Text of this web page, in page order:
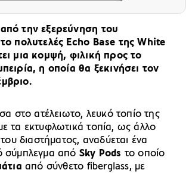
την εξερεύνηση του
πολυτελές Echo Base της White
μια κομψή, φιλική προς το
η οποία θα ξεκινήσει τον
στο ατέλειωτο, λευκό τοπίο της
τα εκτυφλωτικά τοπία, ως άλλο
διαστήματος, αναδύεται ένα
σύμπλεγμα από Sky Pods το οποίο
από σύνθετο fiberglass, με